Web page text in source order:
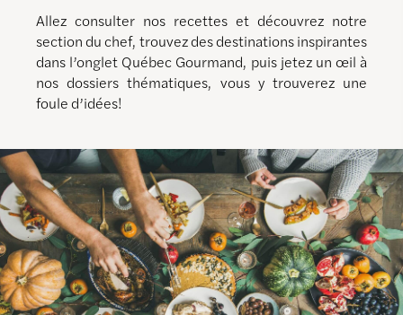
Allez consulter nos recettes et découvrez notre
section du chef, trouvez des destinations inspirantes
dans l’onglet Québec Gourmand, puis jetez un œil à
nos dossiers thématiques, vous y trouverez une
foule d’idées!